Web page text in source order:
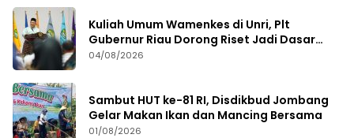
Kuliah Umum Wamenkes di Unri, Plt
Gubernur Riau Dorong Riset Jadi Dasar
Kebijakan Kesehatan
04/08/2026
Sambut HUT ke-81 RI, Disdikbud Jombang
Gelar Makan Ikan dan Mancing Bersama
01/08/2026